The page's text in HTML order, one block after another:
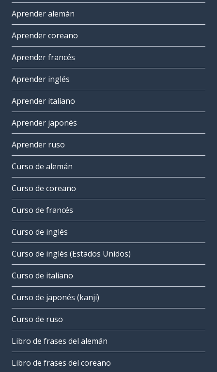
Aprender alemán
Aprender coreano
Aprender francés
Aprender inglés
Aprender italiano
Aprender japonés
Aprender ruso
Curso de alemán
Curso de coreano
Curso de francés
Curso de inglés
Curso de inglés (Estados Unidos)
Curso de italiano
Curso de japonés (kanji)
Curso de ruso
Libro de frases del alemán
Libro de frases del coreano